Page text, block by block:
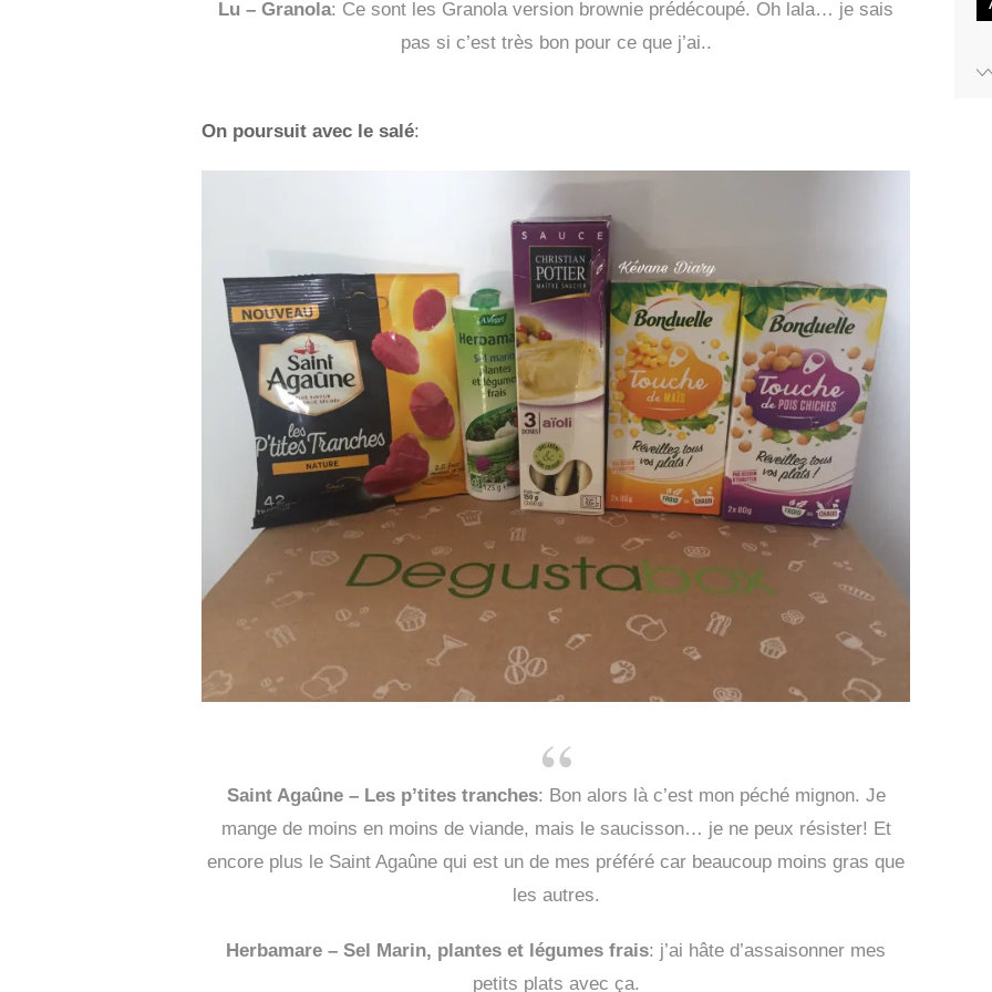
Lu – Granola: Ce sont les Granola version brownie prédécoupé. Oh lala… je sais
pas si c’est très bon pour ce que j’ai..
On poursuit avec le salé:
Saint Agaûne – Les p’tites tranches: Bon alors là c’est mon péché mignon. Je
mange de moins en moins de viande, mais le saucisson… je ne peux résister! Et
encore plus le Saint Agaûne qui est un de mes préféré car beaucoup moins gras que
les autres.
Herbamare – Sel Marin, plantes et légumes frais: j’ai hâte d’assaisonner mes
petits plats avec ça.